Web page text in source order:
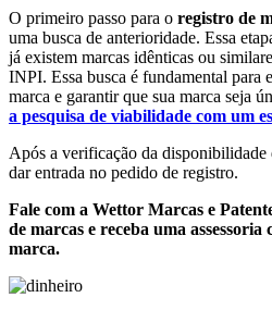
O primeiro passo para o registro de
uma busca de anterioridade. Essa
já existem marcas idênticas ou
INPI. Essa busca é fundamental para
marca e garantir que sua marca seja
a pesquisa de viabilidade com um
Após a verificação da disponibilidade
dar entrada no pedido de registro.
Fale com a Wettor Marcas e
de marcas e receba uma
marca.